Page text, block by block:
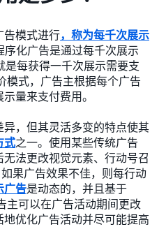
告模式进行，称为每千次展示
序化广告是通过每千次展示
是每获得一千次展示需要支
模式，广告主根据每个广告
量来支付费用。
，但其灵活多变的特点使其
式之一。使用某些传统广告
法更改视觉元素、行动号召
果广告效果不佳，则每行动
广告是动态的，并且基于
主可以在广告活动期间更改
优化广告活动并尽可能提高